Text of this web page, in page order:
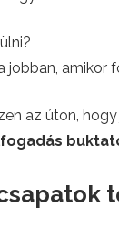
jobban, amikor
az úton,